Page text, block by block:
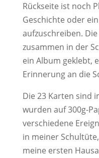
Rückseite ist noch
Geschichte oder
aufzuschreiben.
zusammen in der
ein Album geklebt,
Erinnerung an die
Die 23 Karten sind
wurden auf 300g-
verschiedene
in meiner
meine ersten